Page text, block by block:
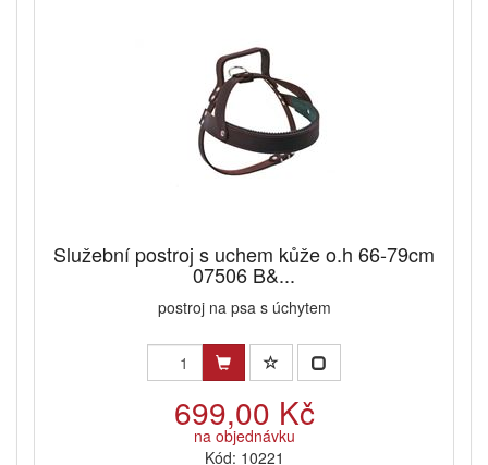
Služební postroj s uchem kůže o.h 66-79cm
07506 B&...
postroj na psa s úchytem
699,00 Kč
na objednávku
Kód: 10221